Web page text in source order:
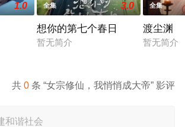
1.0 全集 3.0
想你的第七个春日
暂无简介
全集
渡尘渊
暂无简介
共0 条 “女宗修仙，我悄悄成大帝” 影评